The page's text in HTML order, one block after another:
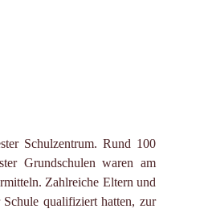
Schulzentrum. Rund 100
Grundschulen waren am
Zahlreiche Eltern und
qualifiziert hatten, zur